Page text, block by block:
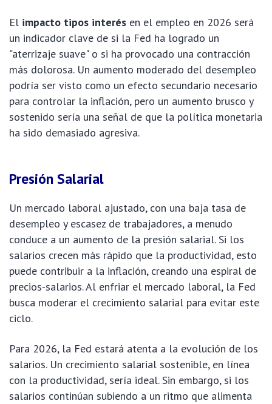
El impacto tipos interés en el empleo en 2026 será
un indicador clave de si la Fed ha logrado un
"aterrizaje suave" o si ha provocado una contracción
más dolorosa. Un aumento moderado del desempleo
podría ser visto como un efecto secundario necesario
para controlar la inflación, pero un aumento brusco y
sostenido sería una señal de que la política monetaria
ha sido demasiado agresiva.
Presión Salarial
Un mercado laboral ajustado, con una baja tasa de
desempleo y escasez de trabajadores, a menudo
conduce a un aumento de la presión salarial. Si los
salarios crecen más rápido que la productividad, esto
puede contribuir a la inflación, creando una espiral de
precios-salarios. Al enfriar el mercado laboral, la Fed
busca moderar el crecimiento salarial para evitar este
ciclo.
Para 2026, la Fed estará atenta a la evolución de los
salarios. Un crecimiento salarial sostenible, en línea
con la productividad, sería ideal. Sin embargo, si los
salarios continúan subiendo a un ritmo que alimenta